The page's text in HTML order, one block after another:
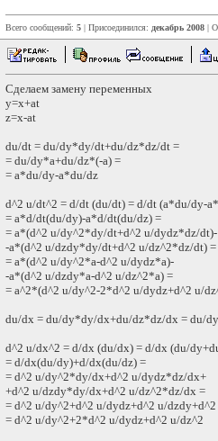
Всего сообщений: 5 | Присоединился: декабрь 2008 |
Сделаем замену переменных
y=x+at
z=x-at
du/dt = du/dy*dy/dt+du/dz*dz/dt =
= du/dy*a+du/dz*(-a) =
= a*du/dy-a*du/dz
d^2 u/dt^2 = d/dt (du/dt) = d/dt (a*du/dy-
= a*d/dt(du/dy)-a*d/dt(du/dz) =
= a*(d^2 u/dy^2*dy/dt+d^2 u/dydz*dz/dt)-
-a*(d^2 u/dzdy*dy/dt+d^2 u/dz^2*dz/dt) =
= a*(d^2 u/dy^2*a-d^2 u/dydz*a)-
-a*(d^2 u/dzdy*a-d^2 u/dz^2*a) =
= a^2*(d^2 u/dy^2-2*d^2 u/dydz+d^2 u/
du/dx = du/dy*dy/dx+du/dz*dz/dx = du/
d^2 u/dx^2 = d/dx (du/dx) = d/dx (du/
= d/dx(du/dy)+d/dx(du/dz) =
= d^2 u/dy^2*dy/dx+d^2 u/dydz*dz/dx+
+d^2 u/dzdy*dy/dx+d^2 u/dz^2*dz/dx =
= d^2 u/dy^2+d^2 u/dydz+d^2 u/
= d^2 u/dy^2+2*d^2 u/dydz+d^2 u/dz^2